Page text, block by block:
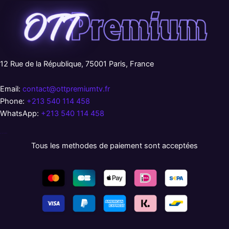
12 Rue de la République, 75001 Paris, France
Email: contact@ottpremiumtv.fr
Phone: +213 540 114 458
WhatsApp: +213 540 114 458
Tous les methodes de paiement sont acceptées